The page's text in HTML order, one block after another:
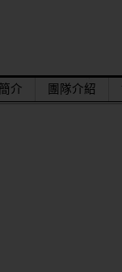
介 團隊介紹